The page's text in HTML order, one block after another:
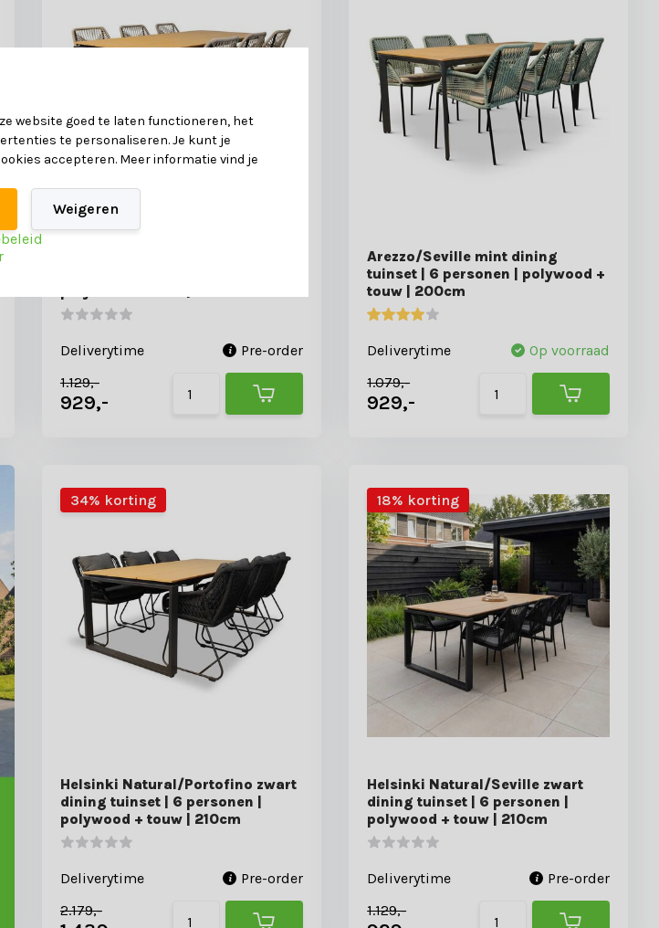
Deliverytime
Pre-order
1.129,-
929,-
Arezzo/Seville mint dining
tuinset | 6 personen | polywood +
touw | 200cm
Deliverytime
Op voorraad
1.079,-
929,-
34% korting
Helsinki Natural/Portofino zwart
dining tuinset | 6 personen |
polywood + touw | 210cm
Deliverytime
Pre-order
2.179,-
18% korting
Helsinki Natural/Seville zwart
dining tuinset | 6 personen |
polywood + touw | 210cm
Deliverytime
Pre-order
1.129,-
website goed te laten functioneren, het
te personaliseren. Je kunt je
accepteren. Meer informatie vind je
Weigeren